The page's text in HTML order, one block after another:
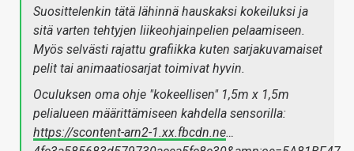
Suosittelenkin tätä lähinnä hauskaksi kokeiluksi ja
sitä varten tehtyjen liikeohjainpelien pelaamiseen.
Myös selvästi rajattu grafiikka kuten sarjakuvamaiset
pelit tai animaatiosarjat toimivat hyvin.
Oculuksen oma ohje "kokeellisen" 1,5m x 1,5m
pelialueen määrittämiseen kahdella sensorilla:
https://scontent-arn2-1.xx.fbcdn.ne…